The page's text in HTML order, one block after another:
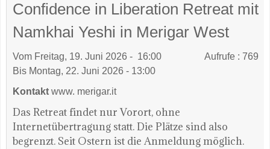
Confidence in Liberation Retreat mit
Namkhai Yeshi in Merigar West
Vom Freitag, 19. Juni 2026 - 16:00
Bis Montag, 22. Juni 2026 - 13:00
Aufrufe: 769
Kontakt www. merigar.it
Das Retreat findet nur Vorort, ohne
Internetübertragung statt. Die Plätze sind also
begrenzt. Seit Ostern ist die Anmeldung möglich.